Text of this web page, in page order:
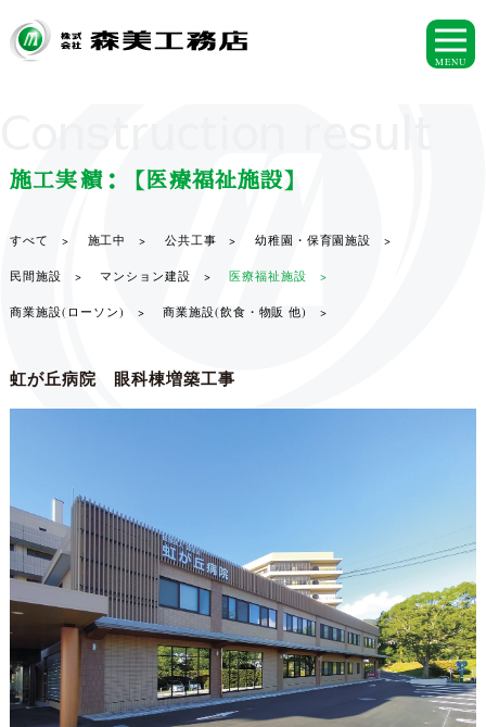
MENU
施工実績：【医療福祉施設】
すべて > 施工中 > 公共工事 > 幼稚園・保育園施設 >
民間施設 > マンション建設 > 医療福祉施設 >
商業施設(ローソン) > 商業施設(飲食・物販 他) >
虹が丘病院 眼科棟増築工事